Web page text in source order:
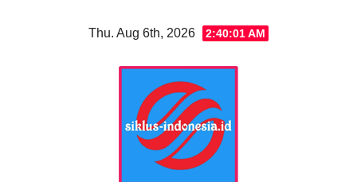
Thu. Aug 6th, 2026 2:40:02 AM